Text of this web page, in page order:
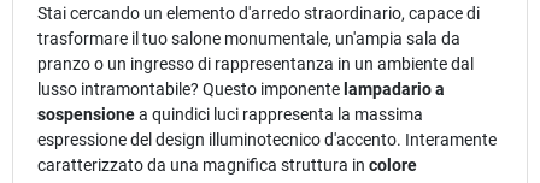
Stai cercando un elemento d'arredo straordinario, capace di
trasformare il tuo salone monumentale, un'ampia sala da
pranzo o un ingresso di rappresentanza in un ambiente dal
lusso intramontabile? Questo imponente lampadario a
sospensionea quindici luci rappresenta la massima
espressione del design illuminotecnico d'accento. Interamente
caratterizzato da una magnifica struttura in colore